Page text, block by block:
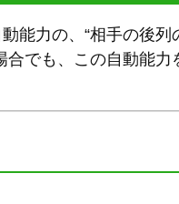
能力の、“相手の後
でも、この自動能